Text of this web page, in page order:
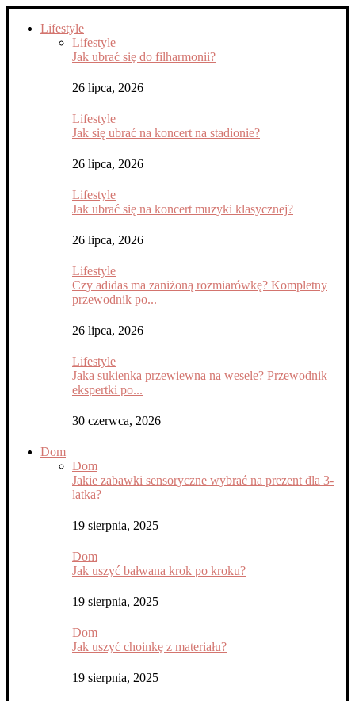
Lifestyle
Lifestyle
Jak ubrać się do filharmonii?
26 lipca, 2026
Lifestyle
Jak się ubrać na koncert na stadionie?
26 lipca, 2026
Lifestyle
Jak ubrać się na koncert muzyki klasycznej?
26 lipca, 2026
Lifestyle
Czy adidas ma zaniżoną rozmiarówkę? Kompletny
przewodnik po...
26 lipca, 2026
Lifestyle
Jaka sukienka przewiewna na wesele? Przewodnik
ekspertki po...
30 czerwca, 2026
Dom
Dom
Jakie zabawki sensoryczne wybrać na prezent dla 3-
latka?
19 sierpnia, 2025
Dom
Jak uszyć bałwana krok po kroku?
19 sierpnia, 2025
Dom
Jak uszyć choinkę z materiału?
19 sierpnia, 2025